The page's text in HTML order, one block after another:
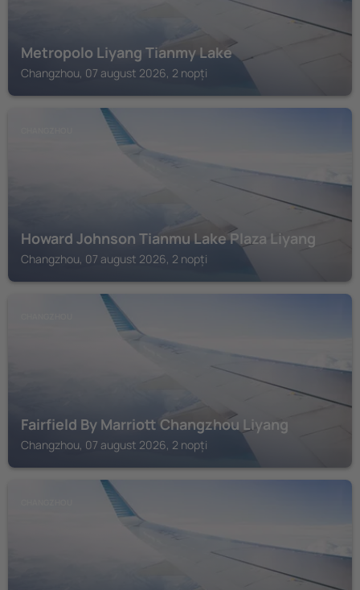
Metropolo Liyang Tianmy Lake
Changzhou, 07 august 2026, 2 nopți
Howard Johnson Tianmu Lake Plaza Liyang
Changzhou, 07 august 2026, 2 nopți
Fairfield By Marriott Changzhou Liyang
Changzhou, 07 august 2026, 2 nopți